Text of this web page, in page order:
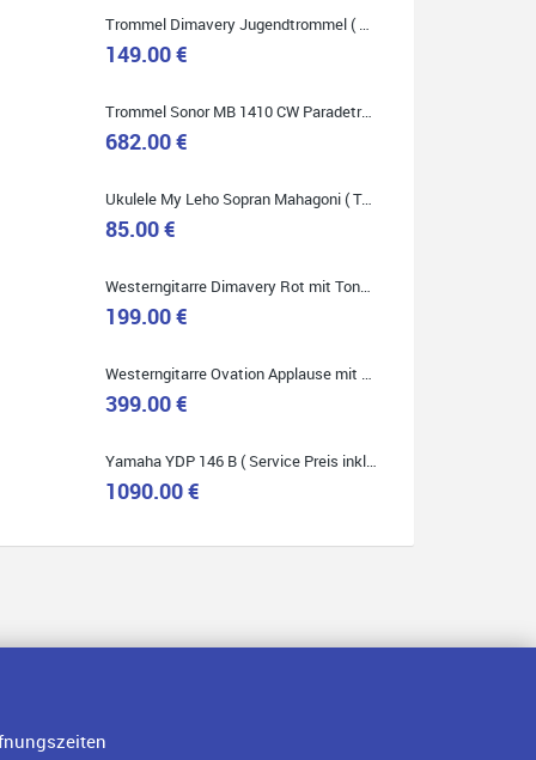
Klein...aber fein!
Toller Service, nette Leute. Immer wieder gerne..
Quelle: Google-Rezension
149.00 €
Trommel Sonor MB 1410 CW Paradetrommel ( Service Preis inkl. Werkstatt Service )
682.00 €
Ukulele My Leho Sopran Mahagoni ( Top Empfehlung ! )
85.00 €
199.00 €
399.00 €
1090.00 €